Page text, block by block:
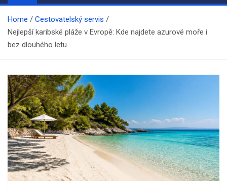
Home
Cestovatelský servis
Nejlepší karibské pláže v Evropě: Kde najdete azurové moře i
bez dlouhého letu